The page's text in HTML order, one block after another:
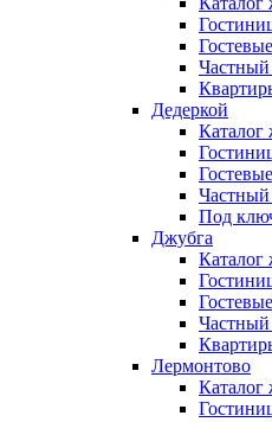
Частный
Дедеркой
Каталог
Частный
Под
Джубга
Каталог
Частный
Лермонтово
Каталог